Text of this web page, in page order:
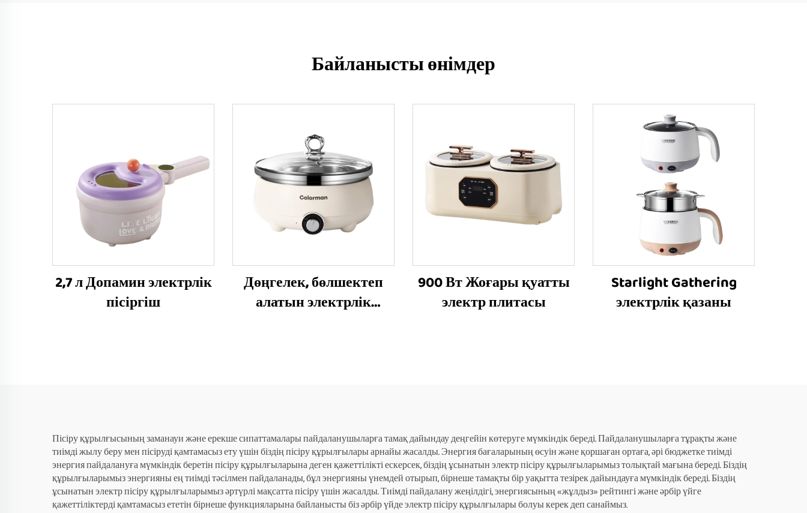
Байланысты өнімдер
2,7 л Допамин электрлік
пісіргіш
Дөңгелек, бөлшектеп
алатын электрлік
900 Вт Жоғары қуатты
электр плитасы
Starlight Gathering
электрлік қазаны
Пісіру құрылғысының заманауи және ерекше сипаттамалары пайдаланушыларға тамақ дайындау деңгейін көтеруге мүмкіндік береді. Пайдаланушыларға тұрақты және
тиімді жылу беру мен пісіруді қамтамасыз ету үшін біздің пісіру құрылғылары арнайы жасалды. Энергия бағаларының өсуін және қоршаған ортаға, әрі бюджетке тиімді
энергия пайдалануға мүмкіндік беретін пісіру құрылғыларына деген қажеттілікті ескерсек, біздің ұсынатын электр пісіру құрылғыларымыз толықтай мағына береді. Біздің
құрылғыларымыз энергияны ең тиімді тәсілмен пайдаланады, бұл энергияны үнемдей отырып, бірнеше тамақты бір уақытта тезірек дайындауға мүмкіндік береді. Біздің
ұсынатын электр пісіру құрылғыларымыз әртүрлі мақсатта пісіру үшін жасалды. Тиімді пайдалану жеңілдігі, энергиясының «жұлдыз» рейтингі және әрбір үйге
қажеттіліктерді қамтамасыз ететін бірнеше функцияларына байланысты біз әрбір үйде электр пісіру құрылғылары болуы керек деп санаймыз.